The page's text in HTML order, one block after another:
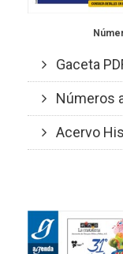
Gaceta
Números
Acervo